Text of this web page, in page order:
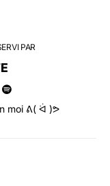
PAR
moi ᕕ( ᐛ )ᕗ